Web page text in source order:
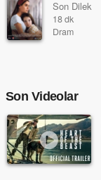
Son Dilek
18 dk
Dram
Son Videolar